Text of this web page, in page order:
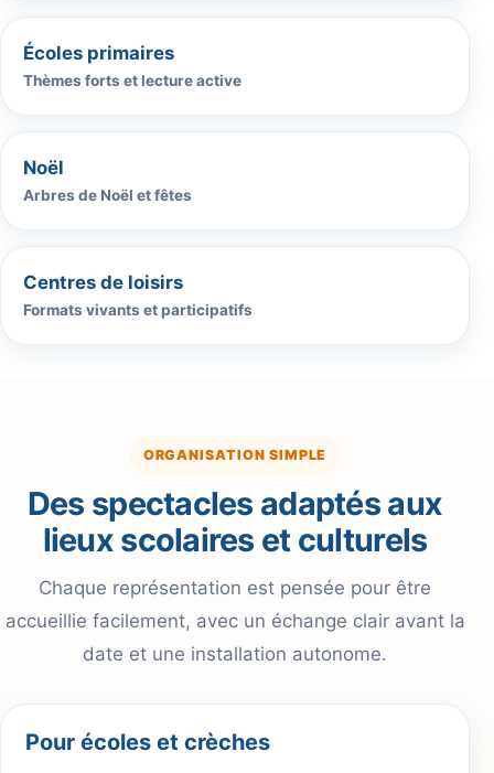
Écoles primaires
Thèmes forts et lecture active
Noël
Arbres de Noël et fêtes
Centres de loisirs
Formats vivants et participatifs
ORGANISATION SIMPLE
Des spectacles adaptés aux
lieux scolaires et culturels
Chaque représentation est pensée pour être
accueillie facilement, avec un échange clair avant la
date et une installation autonome.
Pour écoles et crèches